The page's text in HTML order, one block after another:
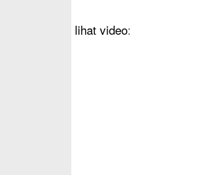
lihat video: